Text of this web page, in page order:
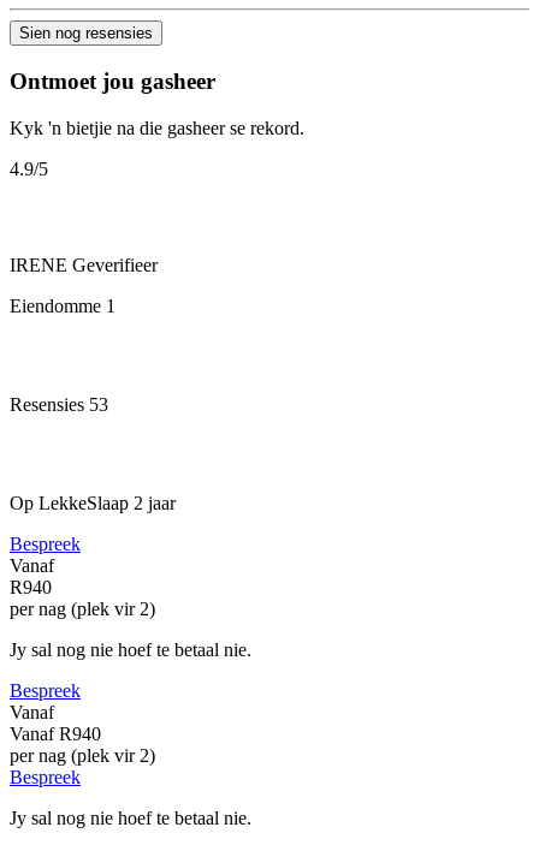
Sien nog resensies
Ontmoet jou gasheer
Kyk 'n bietjie na die gasheer se rekord.
4.9/5
IRENE Geverifieer
Eiendomme 1
Resensies 53
Op LekkeSlaap 2 jaar
Bespreek
Vanaf
R940
per nag (plek vir 2)
Jy sal nog nie hoef te betaal nie.
Bespreek
Vanaf
Vanaf R940
per nag (plek vir 2)
Bespreek
Jy sal nog nie hoef te betaal nie.